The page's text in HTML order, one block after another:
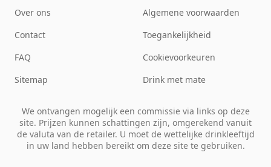
Over ons
Contact
FAQ
Sitemap
Algemene voorwaarden
Toegankelijkheid
Cookievoorkeuren
Drink met mate
We ontvangen mogelijk een commissie via links op deze
site. Prijzen kunnen schattingen zijn, omgerekend vanuit
de valuta van de retailer. U moet de wettelijke drinkleeftijd
in uw land hebben bereikt om deze site te gebruiken.